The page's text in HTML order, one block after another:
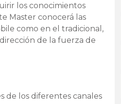
los conocimientos
Master conocerá las
como en el tradicional,
de la fuerza de
de los diferentes canales